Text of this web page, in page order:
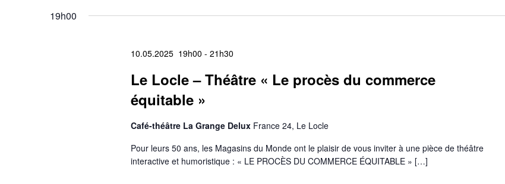
19h00
10.05.2025 19h00 - 21h30
Le Locle – Théâtre « Le procès du commerce
équitable »
Café-théâtre La Grange Delux France 24, Le Locle
Pour leurs 50 ans, les Magasins du Monde ont le plaisir de vous inviter à une pièce de théâtre
interactive et humoristique : « LE PROCÈS DU COMMERCE ÉQUITABLE » […]